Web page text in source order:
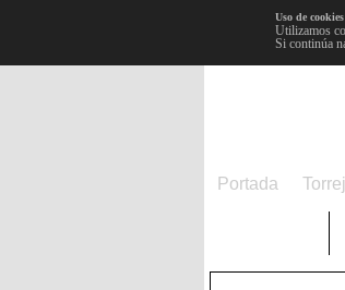
Uso de cookies
Utilizamos
Si continúa
Portada